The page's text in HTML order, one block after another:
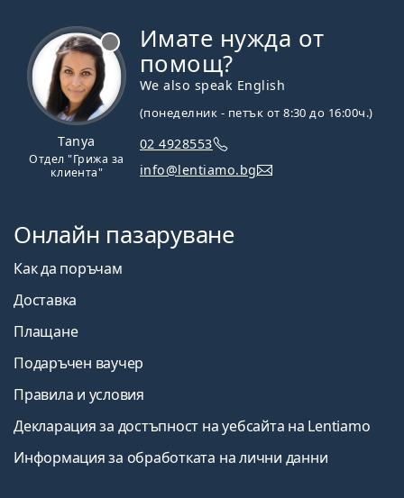
Tanya
Отдел "Грижа за
клиента"
Имате нужда от
помощ?
We also speak English
(понеделник - петък от 8:30 до 16:00ч.)
02 4928553
info@lentiamo.bg
Онлайн пазаруване
Как да поръчам
Доставка
Плащане
Подаръчен ваучер
Правила и условия
Декларация за достъпност на уебсайта на Lentiamo
Информация за обработката на лични данни